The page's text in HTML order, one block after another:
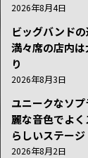
2026年8月4日
ビッグバンド
満々席の店内
り
2026年8月3日
ユニークなソ
麗な音色でよ
らしいステージ
2026年8月2日